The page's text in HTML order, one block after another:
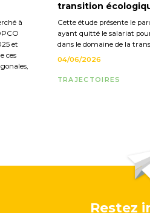
à
et
ces
transition
Cette étude présente le
ayant quitté le salariat
dans le domaine de la
04/06/2026
TRAJECTOIRES
Restez